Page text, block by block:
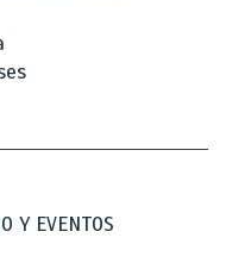
Y EVENTOS